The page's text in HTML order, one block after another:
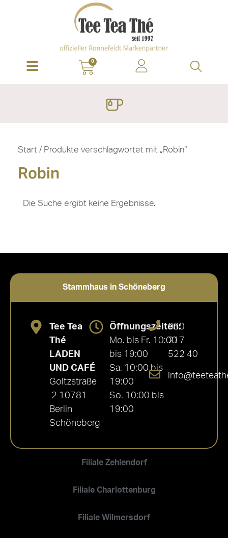
0
Start / Produkte verschlagwortet mit „Robin“
Robin
Die Suche ergibt keine Ergebnisse.
Stammhaus in Schöneberg
Filiale Zehlendorf
Filiale Charlottenburg
Filiale Wilmersdorf
Tee Tea
Thé
LADEN
UND CAFÉ
Goltzstraße
2 10781
Berlin
Schöneberg
Öffnungszeiten:
Mo. bis Fr. 10:00
bis 19:00
Sa. 10:00 bis
19:00
So. 10:00 bis
19:00
030
217
522 40